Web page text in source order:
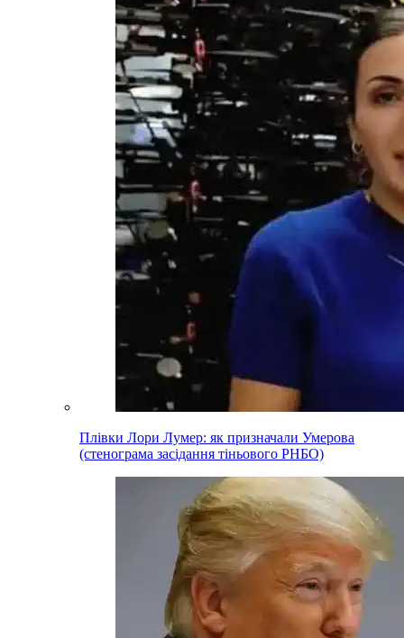
Плівки Лори Лумер: як призначали Умерова
(стенограма засідання тіньового РНБО)